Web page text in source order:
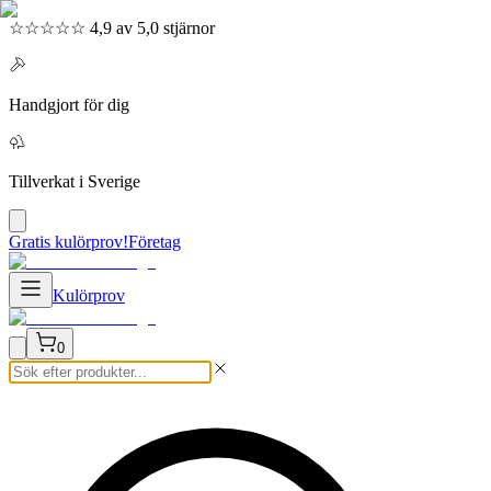
☆☆☆☆☆ 4,9 av 5,0 stjärnor
Handgjort för dig
Tillverkat i Sverige
Gratis kulörprov!Företag
Kulörprov
0